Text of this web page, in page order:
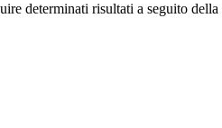
determinati risultati a seguito della